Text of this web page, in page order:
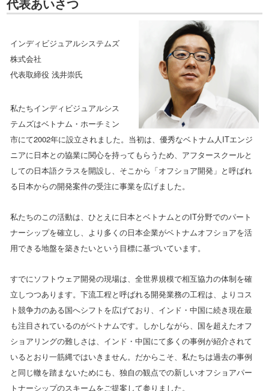
インディビジュアルシステムズ
株式会社
代表取締役 浅井崇氏
私たちインディビジュアルシス
テムズはベトナム・ホーチミン
市にて2002年に設立されました。当初は、優秀なベトナム人ITエンジ
ニアに日本との協業に関心を持ってもらうため、アフタースクールと
しての日本語クラスを開設し、そこから「オフショア開発」と呼ばれ
る日本からの開発案件の受注に事業を広げました。
私たちのこの活動は、ひとえに日本とベトナムとのIT分野でのパート
ナーシップを確立し、より多くの日本企業がベトナムオフショアを活
用できる地盤を築きたいという目標に基づいています。
すでにソフトウェア開発の現場は、全世界規模で相互協力の体制を確
立しつつあります。下流工程と呼ばれる開発業務の工程は、よりコス
ト競争力のある国へシフトを広げており、インド・中国に続き現在最
も注目されているのがベトナムです。しかしながら、国を超えたオフ
ショアリングの難しさは、インド・中国にて多くの事例が紹介されて
いるとおり一筋縄ではいきません。だからこそ、私たちは過去の事例
と同じ轍を踏まないためにも、独自の観点での新しいオフショアパー
トナーシップのスキームをご提案して参りました。